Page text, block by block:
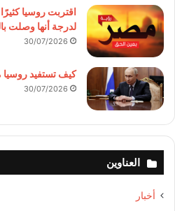
اقتربت روسيا
لدرجة أنها وصلت
30/07/2026
كيف تستفيد
30/07/2026
العناوين
أخبار